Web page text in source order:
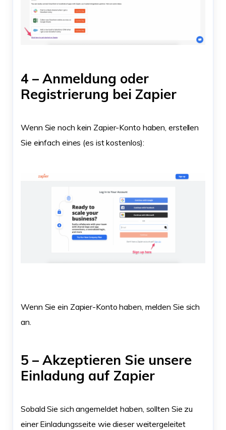
4 – Anmeldung oder
Registrierung bei Zapier
Wenn Sie noch kein Zapier-Konto haben, erstellen
Sie einfach eines (es ist kostenlos):
Wenn Sie ein Zapier-Konto haben, melden Sie sich
an.
5 – Akzeptieren Sie unsere
Einladung auf Zapier
Sobald Sie sich angemeldet haben, sollten Sie zu
einer Einladungsseite wie dieser weitergeleitet